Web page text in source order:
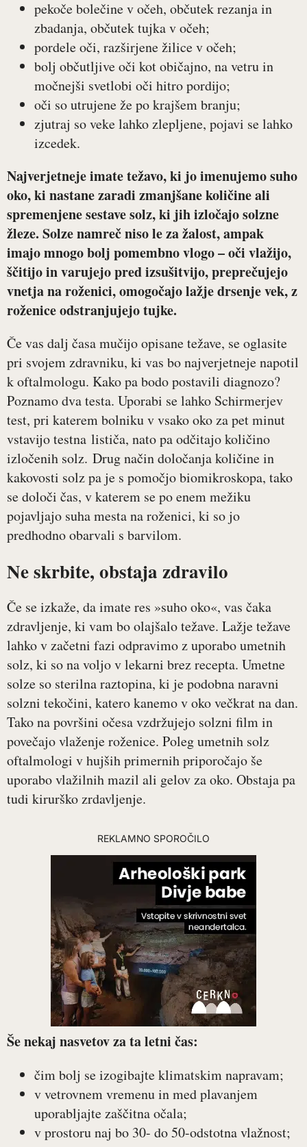
pekoče bolečine v očeh, občutek rezanja in
zbadanja, občutek tujka v očeh;
pordele oči, razširjene žilice v očeh;
bolj občutljive oči kot običajno, na vetru in
močnejši svetlobi oči hitro pordijo;
oči so utrujene že po krajšem branju;
zjutraj so veke lahko zlepljene, pojavi se lahko
izcedek.
Najverjetneje imate težavo, ki jo imenujemo suho
oko, ki nastane zaradi zmanjšane količine ali
spremenjene sestave solz, ki jih izločajo solzne
žleze. Solze namreč niso le za žalost, ampak
imajo mnogo bolj pomembno vlogo – oči vlažijo,
ščitijo in varujejo pred izsušitvijo, preprečujejo
vnetja na roženici, omogočajo lažje drsenje vek, z
roženice odstranjujejo tujke.
Če vas dalj časa mučijo opisane težave, se oglasite
pri svojem zdravniku, ki vas bo najverjetneje napotil
k oftalmologu. Kako pa bodo postavili diagnozo?
Poznamo dva testa. Uporabi se lahko Schirmerjev
test, pri katerem bolniku v vsako oko za pet minut
vstavijo testna lističa, nato pa odčitajo količino
izločenih solz. Drug način določanja količine in
kakovosti solz pa je s pomočjo biomikroskopa, tako
se določi čas, v katerem se po enem mežiku
pojavljajo suha mesta na roženici, ki so jo
predhodno obarvali s barvilom.
Ne skrbite, obstaja zdravilo
Če se izkaže, da imate res »suho oko«, vas čaka
zdravljenje, ki vam bo olajšalo težave. Lažje težave
lahko v začetni fazi odpravimo z uporabo umetnih
solz, ki so na voljo v lekarni brez recepta. Umetne
solze so sterilna raztopina, ki je podobna naravni
solzni tekočini, katero kanemo v oko večkrat na dan.
Tako na površini očesa vzdržujejo solzni film in
povečajo vlaženje roženice. Poleg umetnih solz
oftalmologi v hujših primernih priporočajo še
uporabo vlažilnih mazil ali gelov za oko. Obstaja pa
tudi kirurško zrdavljenje.
REKLAMNO SPOROČILO
Še nekaj nasvetov za ta letni čas:
čim bolj se izogibajte klimatskim napravam;
v vetrovnem vremenu in med plavanjem
uporabljajte zaščitna očala;
v prostoru naj bo 30- do 50-odstotna vlažnost;